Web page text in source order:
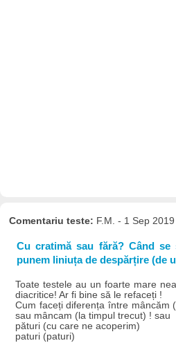
Comentariu teste: F.M. - 1 Sep 2019
Cu cratimă sau fără? Când
punem liniuța de despărțire (de
Toate testele au un foarte mare
diacritice! Ar fi bine să le refaceți !
Cum faceți diferența între mâncăm
sau mâncam (la timpul trecut) ! sau
pături (cu care ne acoperim)
paturi (paturi)